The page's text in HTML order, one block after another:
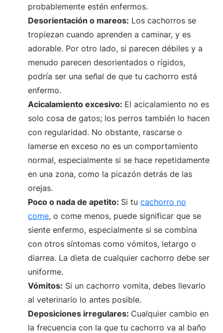
probablemente estén enfermos.
Desorientación o mareos: Los cachorros se
tropiezan cuando aprenden a caminar, y es
adorable. Por otro lado, si parecen débiles y a
menudo parecen desorientados o rígidos,
podría ser una señal de que tu cachorro está
enfermo.
Acicalamiento excesivo: El acicalamiento no es
solo cosa de gatos; los perros también lo hacen
con regularidad. No obstante, rascarse o
lamerse en exceso no es un comportamiento
normal, especialmente si se hace repetidamente
en una zona, como la picazón detrás de las
orejas.
Poco o nada de apetito: Si tu cachorro no
come, o come menos, puede significar que se
siente enfermo, especialmente si se combina
con otros síntomas como vómitos, letargo o
diarrea. La dieta de cualquier cachorro debe ser
uniforme.
Vómitos: Si un cachorro vomita, debes llevarlo
al veterinario lo antes posible.
Deposiciones irregulares: Cualquier cambio en
la frecuencia con la que tu cachorro va al baño